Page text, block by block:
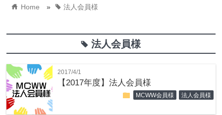
home Home » tag法人会員様
tag 法人会員様
2017/4/1
【2017年度】法人会員様
folder MCWW会員様 法人会員様